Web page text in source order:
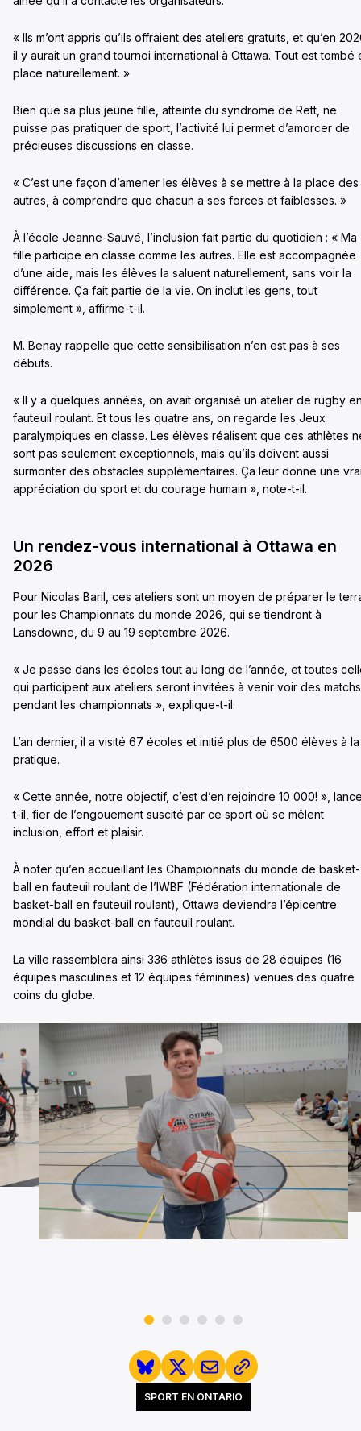
« Ils m’ont appris qu’ils offraient des ateliers gratuits, et qu’en
il y aurait un grand tournoi international à Ottawa. Tout est tombé
place naturellement. »
Bien que sa plus jeune fille, atteinte du syndrome de Rett, ne
puisse pas pratiquer de sport, l’activité lui permet d’amorcer de
précieuses discussions en classe.
« C’est une façon d’amener les élèves à se mettre à la place des
autres, à comprendre que chacun a ses forces et faiblesses. »
À l’école Jeanne-Sauvé, l’inclusion fait partie du quotidien : « Ma
fille participe en classe comme les autres. Elle est accompagnée
d’une aide, mais les élèves la saluent naturellement, sans voir la
différence. Ça fait partie de la vie. On inclut les gens, tout
simplement », affirme-t-il.
M. Benay rappelle que cette sensibilisation n’en est pas à ses
débuts.
« Il y a quelques années, on avait organisé un atelier de rugby
fauteuil roulant. Et tous les quatre ans, on regarde les Jeux
paralympiques en classe. Les élèves réalisent que ces athlètes
sont pas seulement exceptionnels, mais qu’ils doivent aussi
surmonter des obstacles supplémentaires. Ça leur donne une
appréciation du sport et du courage humain », note-t-il.
Un rendez-vous international à Ottawa en
2026
Pour Nicolas Baril, ces ateliers sont un moyen de préparer le
pour les Championnats du monde 2026, qui se tiendront à
Lansdowne, du 9 au 19 septembre 2026.
« Je passe dans les écoles tout au long de l’année, et toutes
qui participent aux ateliers seront invitées à venir voir des matchs
pendant les championnats », explique-t-il.
L’an dernier, il a visité 67 écoles et initié plus de 6500 élèves à la
pratique.
« Cette année, notre objectif, c’est d’en rejoindre 10 000! »,
t-il, fier de l’engouement suscité par ce sport où se mêlent
inclusion, effort et plaisir.
À noter qu’en accueillant les Championnats du monde de basket-
ball en fauteuil roulant de l’IWBF (Fédération internationale de
basket-ball en fauteuil roulant), Ottawa deviendra l’épicentre
mondial du basket-ball en fauteuil roulant.
La ville rassemblera ainsi 336 athlètes issus de 28 équipes (16
équipes masculines et 12 équipes féminines) venues des quatre
coins du globe.
SPORT EN ONTARIO